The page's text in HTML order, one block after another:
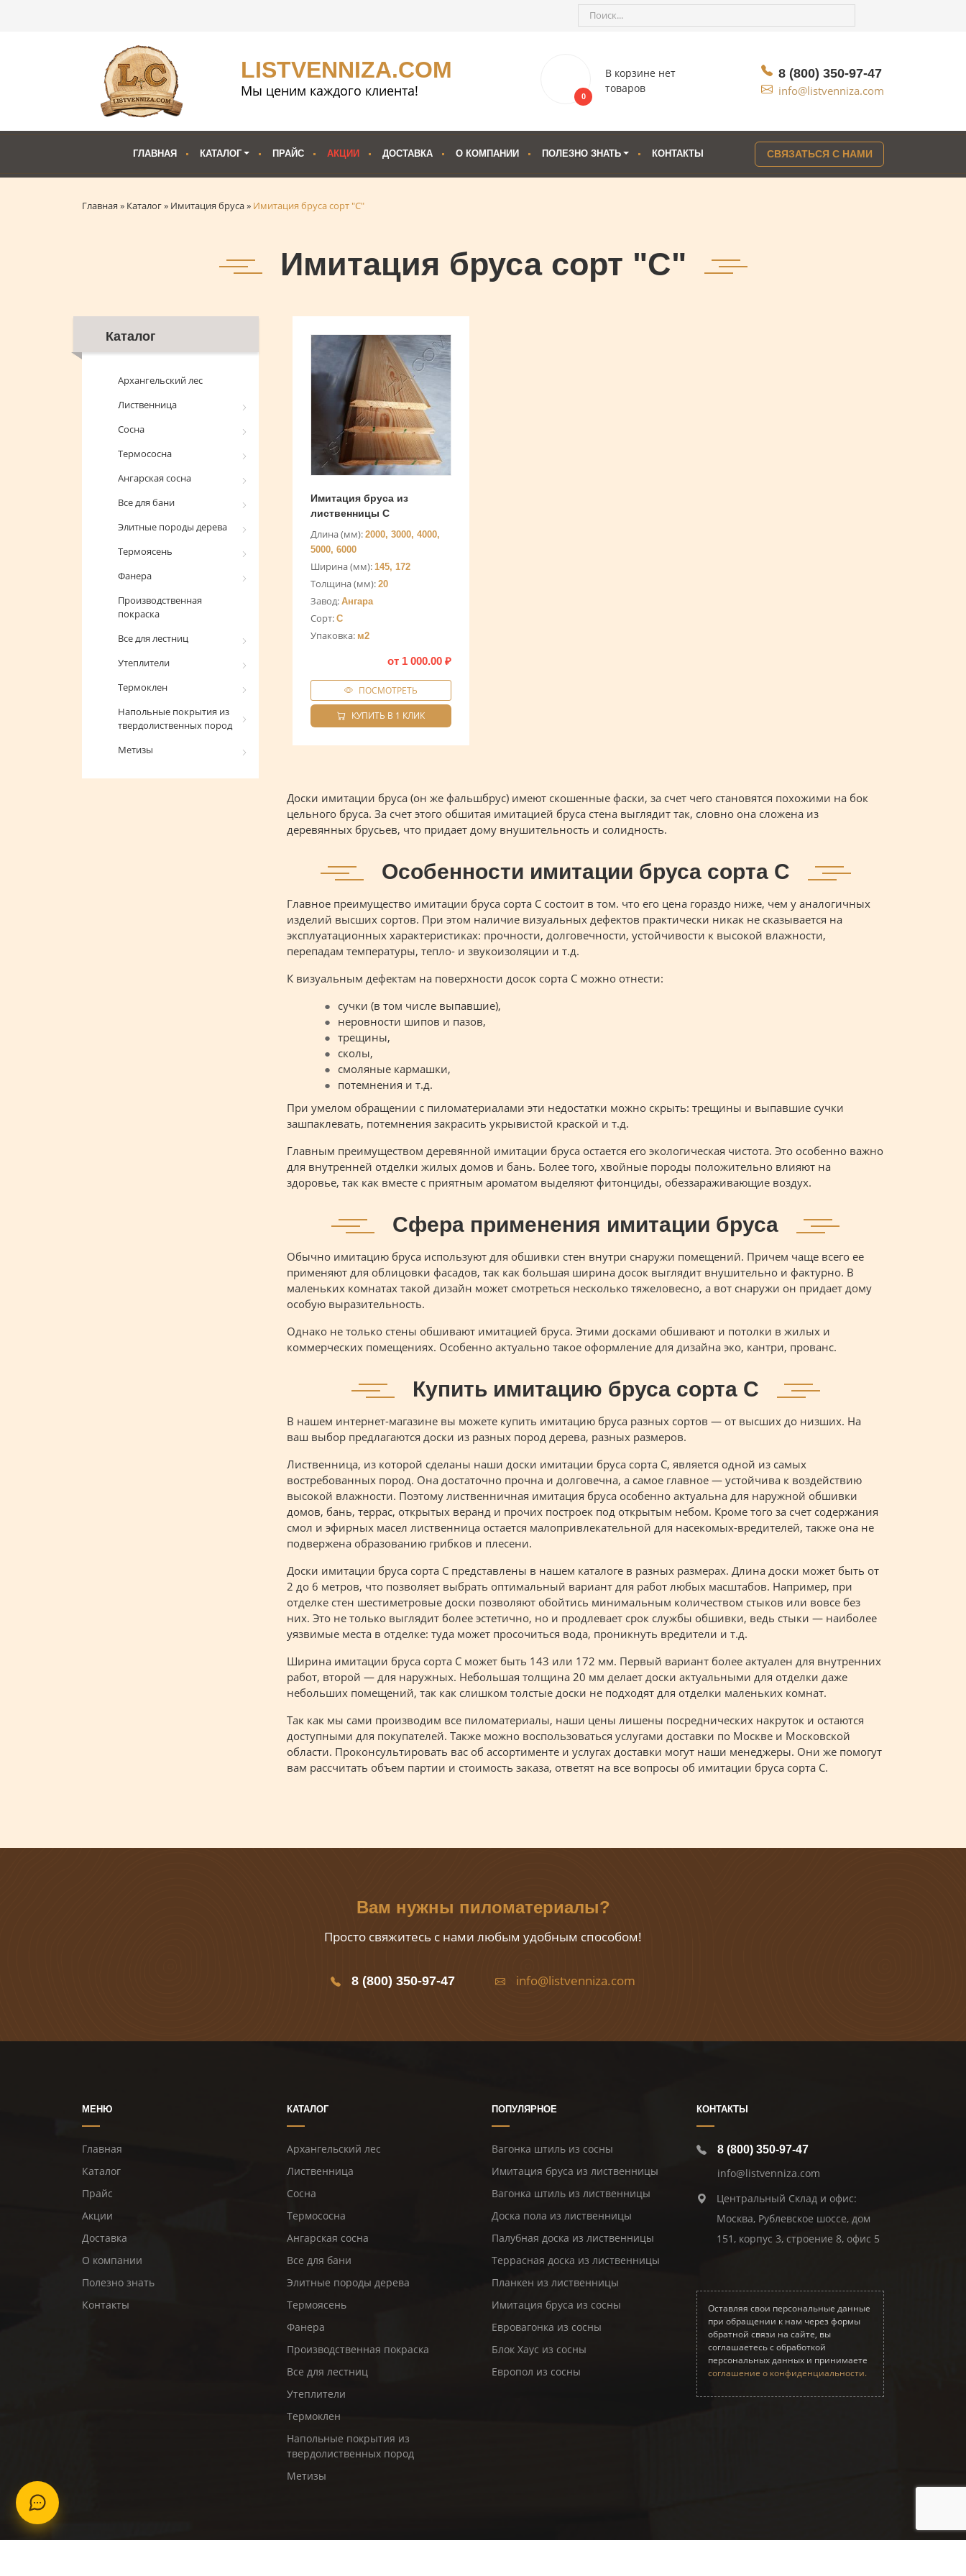
LISTVENNIZA.COM
Мы ценим каждого клиента! 0
В корзине нет
товаров
8 (800) 350-97-47
info@listvenniza.com
ГЛАВНАЯ КАТАЛОГ ПРАЙС АКЦИИ ДОСТАВКА О КОМПАНИИ ПОЛЕЗНО ЗНАТЬ КОНТАКТЫ СВЯЗАТЬСЯ С НАМИ
Главная » Каталог» Имитация бруса» Имитация бруса сорт "С"
Имитация бруса сорт "С"
Имитация бруса из
лиственницы C
Длина (мм): 2000, 3000, 4000,
5000, 6000
Ширина (мм): 145, 172
Толщина (мм): 20
Завод: Ангара
Сорт: С
Упаковка: м2
от 1 000.00₽
ПОСМОТРЕТЬ
КУПИТЬ В 1 КЛИК
Доски имитации бруса (он же фальшбрус) имеют скошенные фаски, за счет чего становятся похожими на бок
цельного бруса. За счет этого обшитая имитацией бруса стена выглядит так, словно она сложена из
деревянных брусьев, что придает дому внушительность и солидность.
Особенности имитации бруса сорта С
Главное преимущество имитации бруса сорта С состоит в том. что его цена гораздо ниже, чем у аналогичных
изделий высших сортов. При этом наличие визуальных дефектов практически никак не сказывается на
эксплуатационных характеристиках: прочности, долговечности, устойчивости к высокой влажности,
перепадам температуры, тепло- и звукоизоляции и т.д.
К визуальным дефектам на поверхности досок сорта С можно отнести:
сучки (в том числе выпавшие),
неровности шипов и пазов,
трещины,
сколы,
смоляные кармашки,
потемнения и т.д.
При умелом обращении с пиломатериалами эти недостатки можно скрыть: трещины и выпавшие сучки
зашпаклевать, потемнения закрасить укрывистой краской и т.д.
Главным преимуществом деревянной имитации бруса остается его экологическая чистота. Это особенно важно
для внутренней отделки жилых домов и бань. Более того, хвойные породы положительно влияют на
здоровье, так как вместе с приятным ароматом выделяют фитонциды, обеззараживающие воздух.
Сфера применения имитации бруса
Обычно имитацию бруса используют для обшивки стен внутри снаружи помещений. Причем чаще всего ее
применяют для облицовки фасадов, так как большая ширина досок выглядит внушительно и фактурно. В
маленьких комнатах такой дизайн может смотреться несколько тяжеловесно, а вот снаружи он придает дому
особую выразительность.
Однако не только стены обшивают имитацией бруса. Этими досками обшивают и потолки в жилых и
коммерческих помещениях. Особенно актуально такое оформление для дизайна эко, кантри, прованс.
Купить имитацию бруса сорта С
В нашем интернет-магазине вы можете купить имитацию бруса разных сортов — от высших до низших. На
ваш выбор предлагаются доски из разных пород дерева, разных размеров.
Лиственница, из которой сделаны наши доски имитации бруса сорта С, является одной из самых
востребованных пород. Она достаточно прочна и долговечна, а самое главное — устойчива к воздействию
высокой влажности. Поэтому лиственничная имитация бруса особенно актуальна для наружной обшивки
домов, бань, террас, открытых веранд и прочих построек под открытым небом. Кроме того за счет содержания
смол и эфирных масел лиственница остается малопривлекательной для насекомых-вредителей, также она не
подвержена образованию грибков и плесени.
Доски имитации бруса сорта С представлены в нашем каталоге в разных размерах. Длина доски может быть от
2 до 6 метров, что позволяет выбрать оптимальный вариант для работ любых масштабов. Например, при
отделке стен шестиметровые доски позволяют обойтись минимальным количеством стыков или вовсе без
них. Это не только выглядит более эстетично, но и продлевает срок службы обшивки, ведь стыки — наиболее
уязвимые места в отделке: туда может просочиться вода, проникнуть вредители и т.д.
Ширина имитации бруса сорта С может быть 143 или 172 мм. Первый вариант более актуален для внутренних
работ, второй — для наружных. Небольшая толщина 20 мм делает доски актуальными для отделки даже
небольших помещений, так как слишком толстые доски не подходят для отделки маленьких комнат.
Так как мы сами производим все пиломатериалы, наши цены лишены посреднических накруток и остаются
доступными для покупателей. Также можно воспользоваться услугами доставки по Москве и Московской
области. Проконсультировать вас об ассортименте и услугах доставки могут наши менеджеры. Они же помогут
вам рассчитать объем партии и стоимость заказа, ответят на все вопросы об имитации бруса сорта С.
Каталог
Архангельский лес
Лиственница
Сосна
Термососна
Ангарская сосна
Все для бани
Элитные породы дерева
Термоясень
Фанера
Производственная
покраска
Все для лестниц
Утеплители
Термоклен
Напольные покрытия из
твердолиственных пород
Метизы
Вам нужны пиломатериалы?
Просто свяжитесь с нами любым удобным способом!
8 (800) 350-97-47 info@listvenniza.com
МЕНЮ
Главная
Каталог
Прайс
Акции
Доставка
О компании
Полезно знать
Контакты
КАТАЛОГ
Архангельский лес
Лиственница
Сосна
Термососна
Ангарская сосна
Все для бани
Элитные породы дерева
Термоясень
Фанера
Производственная покраска
Все для лестниц
Утеплители
Термоклен
Напольные покрытия из
твердолиственных пород
Метизы
ПОПУЛЯРНОЕ
Вагонка штиль из сосны
Имитация бруса из лиственницы
Вагонка штиль из лиственницы
Доска пола из лиственницы
Палубная доска из лиственницы
Террасная доска из лиственницы
Планкен из лиственницы
Имитация бруса из сосны
Евровагонка из сосны
Блок Хаус из сосны
Европол из сосны
КОНТАКТЫ
8 (800) 350-97-47
info@listvenniza.com
Центральный Склад и офис:
Москва, Рублевское шоссе, дом
151, корпус 3, строение 8, офис 5
Оставляя свои персональные данные
при обращении к нам через формы
обратной связи на сайте, вы
соглашаетесь с обработкой
персональных данных и принимаете
соглашение о конфиденциальности.